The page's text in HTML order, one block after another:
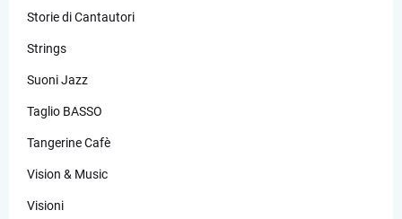
Storie di Cantautori
Strings
Suoni Jazz
Taglio BASSO
Tangerine Cafè
Vision & Music
Visioni